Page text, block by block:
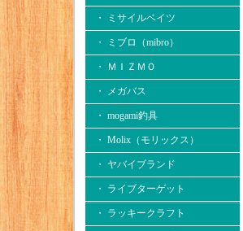
・ ミサイルベイツ
・ ミブロ（mibro）
・ ＭＩＺＭＯ
・ メガバス
・ mogami釣具
・ Molix（モリックス）
・ ヤバイブランド
・ ライブターゲット
・ ラッキークラフト